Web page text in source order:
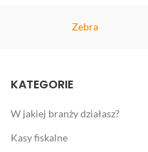
Zebra
KATEGORIE
W jakiej branży działasz?
Kasy fiskalne